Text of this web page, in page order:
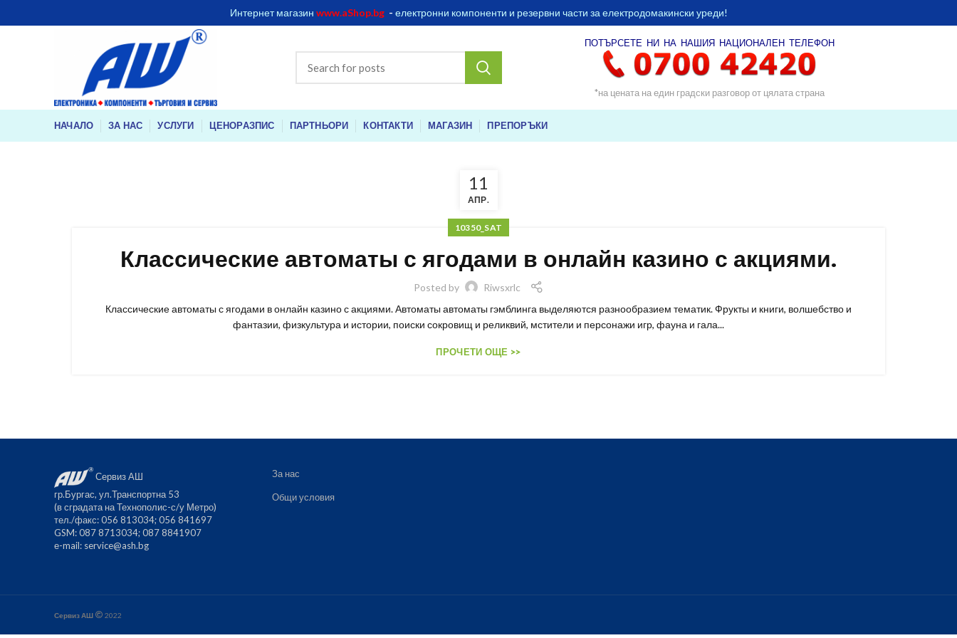
Интернет магазин www.aShop.bg- електронни компоненти и резервни части за електродомакински уреди!
ПОТЪРСЕТЕ НИ НА НАШИЯ НАЦИОНАЛЕН ТЕЛЕФОН
*на цената на един градски разговор от цялата страна
НАЧАЛО ЗА НАС УСЛУГИ ЦЕНОРАЗПИС ПАРТНЬОРИ КОНТАКТИ МАГАЗИН ПРЕПОРЪКИ
11
АПР.
10350_SAT
Классические автоматы с ягодами в онлайн казино с акциями.
Posted by
Riwsxrlc
Классические автоматы с ягодами в онлайн казино с акциями. Автоматы автоматы гэмблинга выделяются разнообразием тематик. Фрукты и книги, волшебство и
фантазии, физкультура и истории, поиски сокровищ и реликвий, мстители и персонажи игр, фауна и гала...
ПРОЧЕТИ ОЩЕ >>
Сервиз АШ
гр.Бургас, ул.Транспортна 53
(в сградата на Технополис-с/у Метро)
тел./факс: 056 813034; 056 841697
GSM: 087 8713034; 087 8841907
е-mail: service@ash.bg
За нас
Общи условия
Сервиз АШ 2022